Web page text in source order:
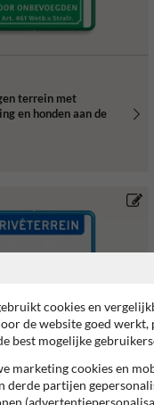
terrein met
en honden aan de
cookies en
de website goed werkt,
best mogelijke
marketing cookies en
derde partijen